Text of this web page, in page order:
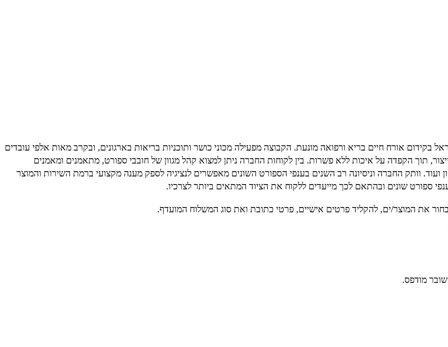
מונעת. הקבוצה מפעילה מכוני כושר ותוכניות בריאות בארגונים, ובקרב מאות אלפי עובדים
תוך הקפדה על איכות ללא פשרות. בין לקוחות החברה ניתן למצוא קהל מגוון של חובבי ספורט, מתאמנים ומאמנים
ועוד. וותק החברה וניסיונה רב השנים בענפי הספורט השונים מאפשרים לנציגיה לספק מענה מקצועי ברמת השירות והמוצר
ספורט שונים ובהתאם לכך מייעדים ללקוח את הציוד המתאים ביותר לצרכיו.
את המוצר/ים, להקליד פרטים אישיים, פרטי כתובת ואת סוג המשלוח המועדף.